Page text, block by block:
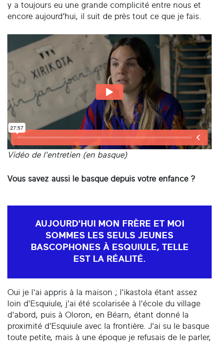
y a toujours eu une grande complicité entre nous et
encore aujourd’hui, il suit de près tout ce que je fais.
Vidéo de l'entretien (en basque)
Vous savez aussi le basque depuis votre enfance ?
AUJOURD'HUI MON FRÈRE ET MOI
SOMMES LES SEULS JEUNES
BASCOPHONES À ESQUIULE, TELLE
EST LA RÉALITÉ.
Oui je l'ai appris à la maison ; l'ikastola étant assez
loin d'Esquiule, j'ai été scolarisée à l'école du village
d'abord, puis à Oloron, en Béarn, étant donné la
proximité d'Esquiule avec la frontière. J'ai su le basque
toute petite, mais à une époque je refusais de le parler,